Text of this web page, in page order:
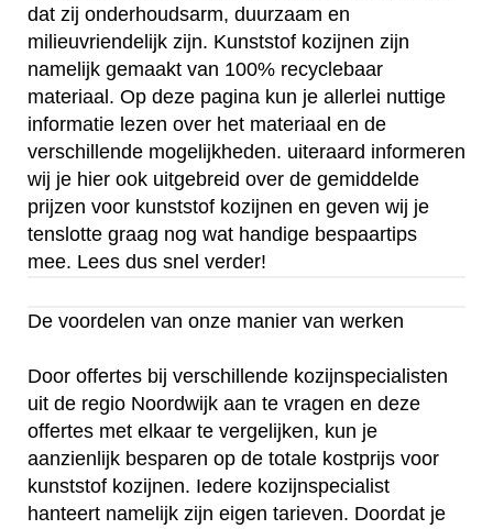
dat zij onderhoudsarm, duurzaam en
milieuvriendelijk zijn. Kunststof kozijnen zijn
namelijk gemaakt van 100% recyclebaar
materiaal. Op deze pagina kun je allerlei nuttige
informatie lezen over het materiaal en de
verschillende mogelijkheden. uiteraard informeren
wij je hier ook uitgebreid over de gemiddelde
prijzen voor kunststof kozijnen en geven wij je
tenslotte graag nog wat handige bespaartips
mee. Lees dus snel verder!
De voordelen van onze manier van werken
Door offertes bij verschillende kozijnspecialisten
uit de regio Noordwijk aan te vragen en deze
offertes met elkaar te vergelijken, kun je
aanzienlijk besparen op de totale kostprijs voor
kunststof kozijnen. Iedere kozijnspecialist
hanteert namelijk zijn eigen tarieven. Doordat je